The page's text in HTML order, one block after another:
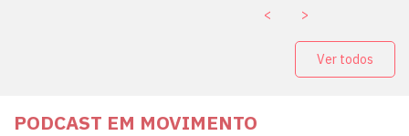
< >
Ver todos
PODCAST EM MOVIMENTO